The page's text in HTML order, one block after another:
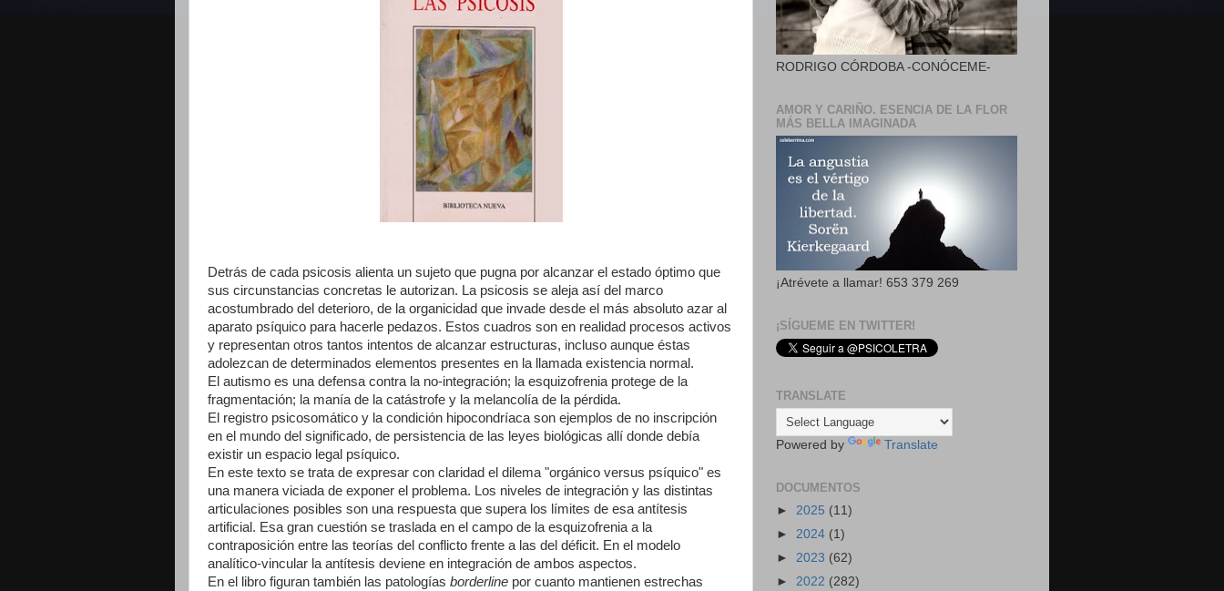
Detrás de cada psicosis alienta un sujeto que pugna por alcanzar el estado óptimo que
sus circunstancias concretas le autorizan. La psicosis se aleja así del marco
acostumbrado del deterioro, de la organicidad que invade desde el más absoluto azar al
aparato psíquico para hacerle pedazos. Estos cuadros son en realidad procesos activos
y representan otros tantos intentos de alcanzar estructuras, incluso aunque éstas
adolezcan de determinados elementos presentes en la llamada existencia normal.
El autismo es una defensa contra la no-integración; la esquizofrenia protege de la
fragmentación; la manía de la catástrofe y la melancolía de la pérdida.
El registro psicosomático y la condición hipocondríaca son ejemplos de no inscripción
en el mundo del significado, de persistencia de las leyes biológicas allí donde debía
existir un espacio legal psíquico.
En este texto se trata de expresar con claridad el dilema "orgánico versus psíquico" es
una manera viciada de exponer el problema. Los niveles de integración y las distintas
articulaciones posibles son una respuesta que supera los límites de esa antítesis
artificial. Esa gran cuestión se traslada en el campo de la esquizofrenia a la
contraposición entre las teorías del conflicto frente a las del déficit. En el modelo
analítico-vincular la antítesis deviene en integración de ambos aspectos.
En el libro figuran también las patologías borderline por cuanto mantienen estrechas
RODRIGO CÓRDOBA -CONÓCEME-
AMOR Y CARIÑO. ESENCIA DE LA FLOR
MÁS BELLA IMAGINADA
¡Atrévete a llamar! 653 379 269
¡SÍGUEME EN TWITTER!
TRANSLATE
Powered by Translate
DOCUMENTOS
► 2025 (11)
► 2024 (1)
► 2023 (62)
► 2022 (282)